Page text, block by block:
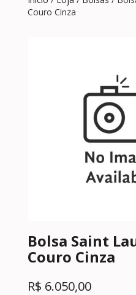
Couro Cinza
Bolsa Saint
Couro Cinza
R$ 6.050,00